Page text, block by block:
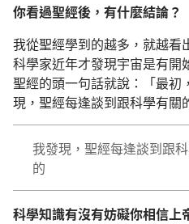
你看過聖經後，有什麼結論？
我從聖經學到的越多，就越看
科學家近年才發現宇宙是有開
聖經的頭一句話就說：「最初
現，聖經每逢談到跟科學有關
我發現，聖經每逢談到跟
的
科學知識有沒有妨礙你相信上